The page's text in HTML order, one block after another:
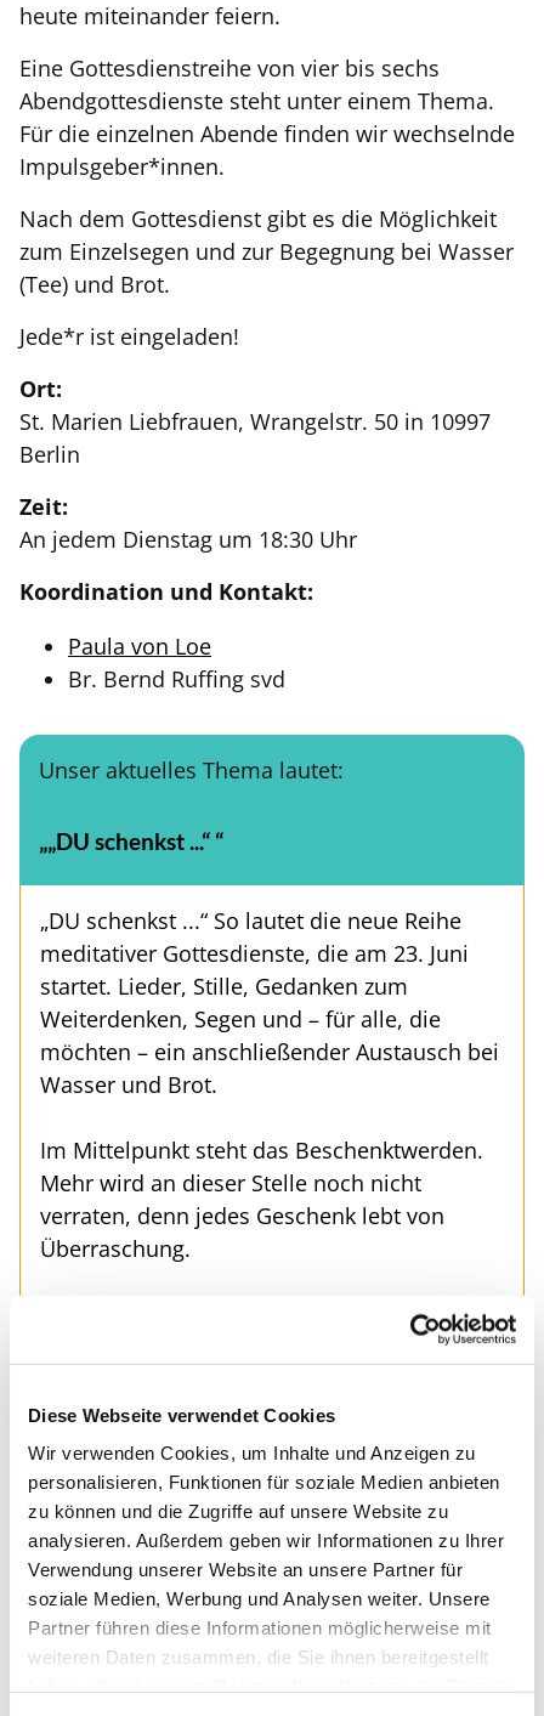
Diese Webseite verwendet Cookies
Wir verwenden Cookies, um Inhalte und Anzeigen zu
personalisieren, Funktionen für soziale Medien anbieten
zu können und die Zugriffe auf unsere Website zu
analysieren. Außerdem geben wir Informationen zu Ihrer
Verwendung unserer Website an unsere Partner für
soziale Medien, Werbung und Analysen weiter. Unsere
Partner führen diese Informationen möglicherweise mit
weiteren Daten zusammen, die Sie ihnen bereitgestellt
heute miteinander feiern.
Eine Gottesdienstreihe von vier bis sechs
Abendgottesdienste steht unter einem Thema.
Für die einzelnen Abende finden wir wechselnde
Impulsgeber*innen.
Nach dem Gottesdienst gibt es die Möglichkeit
zum Einzelsegen und zur Begegnung bei Wasser
(Tee) und Brot.
Jede*r ist eingeladen!
Ort:
St. Marien Liebfrauen, Wrangelstr. 50 in 10997
Berlin
Zeit:
An jedem Dienstag um 18:30 Uhr
Koordination und Kontakt:
Paula von Loe
Br. Bernd Ruffing svd
Unser aktuelles Thema lautet:
„„DU schenkst ...“ “
„DU schenkst ...“ So lautet die neue Reihe
meditativer Gottesdienste, die am 23. Juni
startet. Lieder, Stille, Gedanken zum
Weiterdenken, Segen und – für alle, die
möchten – ein anschließender Austausch bei
Wasser und Brot.
Im Mittelpunkt steht das Beschenktwerden.
Mehr wird an dieser Stelle noch nicht
verraten, denn jedes Geschenk lebt von
Überraschung.
Herzlich willkommen – dienstags um 18:30